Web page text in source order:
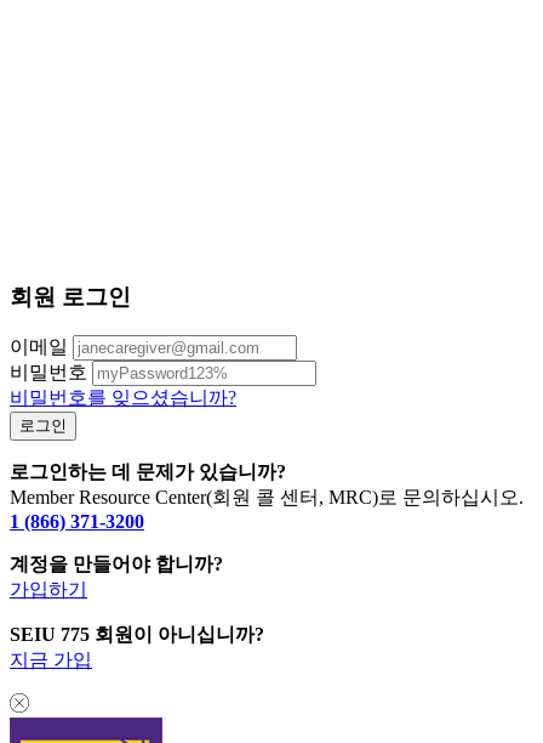
회원 로그인
이메일
비밀번호
비밀번호를 잊으셨습니까?
로그인하는 데 문제가 있습니까?
Member Resource Center(회원 콜 센터, MRC)로 문의하십시오.
1 (866) 371-3200
계정을 만들어야 합니까?
가입하기
SEIU 775 회원이 아니십니까?
지금 가입